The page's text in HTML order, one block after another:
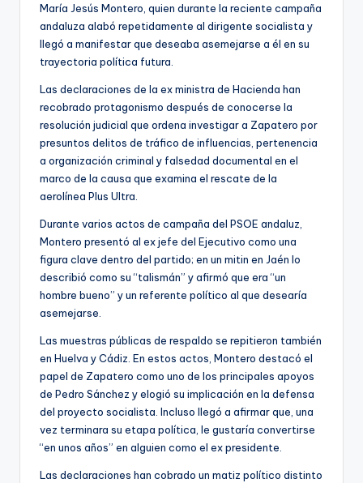
María Jesús Montero, quien durante la reciente campaña
andaluza alabó repetidamente al dirigente socialista y
llegó a manifestar que deseaba asemejarse a él en su
trayectoria política futura.
Las declaraciones de la ex ministra de Hacienda han
recobrado protagonismo después de conocerse la
resolución judicial que ordena investigar a Zapatero por
presuntos delitos de tráfico de influencias, pertenencia
a organización criminal y falsedad documental en el
marco de la causa que examina el rescate de la
aerolínea Plus Ultra.
Durante varios actos de campaña del PSOE andaluz,
Montero presentó al ex jefe del Ejecutivo como una
figura clave dentro del partido; en un mitin en Jaén lo
describió como su “talismán” y afirmó que era “un
hombre bueno” y un referente político al que desearía
asemejarse.
Las muestras públicas de respaldo se repitieron también
en Huelva y Cádiz. En estos actos, Montero destacó el
papel de Zapatero como uno de los principales apoyos
de Pedro Sánchez y elogió su implicación en la defensa
del proyecto socialista. Incluso llegó a afirmar que, una
vez terminara su etapa política, le gustaría convertirse
“en unos años” en alguien como el ex presidente.
Las declaraciones han cobrado un matiz político distinto